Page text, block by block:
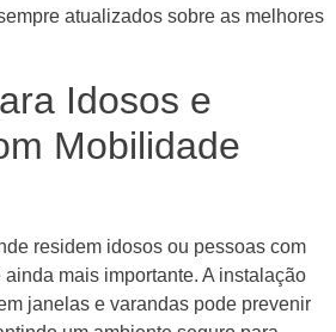
atualizados sobre as melhores
Idosos e
Mobilidade
residem idosos ou pessoas com
mais importante. A instalação
janelas e varandas pode prevenir